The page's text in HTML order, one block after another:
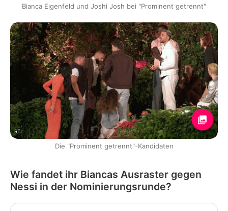
Bianca Eigenfeld und Joshi Josh bei "Prominent getrennt"
RTL
Die "Prominent getrennt"-Kandidaten
Wie fandet ihr Biancas Ausraster gegen
Nessi in der Nominierungsrunde?